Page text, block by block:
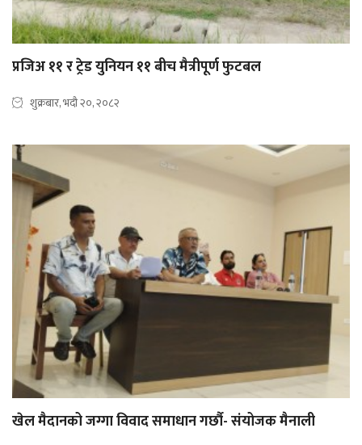
प्रजिअ ११ र ट्रेड युनियन ११ बीच मैत्रीपूर्ण फुटबल
शुक्रबार, भदौ २०, २०८२
खेल मैदानको जग्गा विवाद समाधान गर्छौ- संयोजक मैनाली